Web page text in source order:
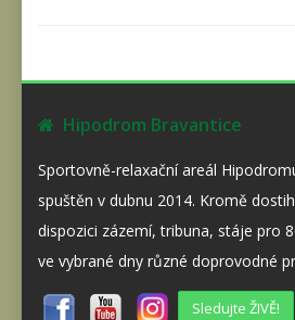
Hipodrom Bravantice
Sportovně-relaxační areál
spuštěn v dubnu 2014. Kromě
dispozici zázemí, tribuna, stáje pro
ve vybrané dny různé doprovodné
Sledujte ŽIVĚ!